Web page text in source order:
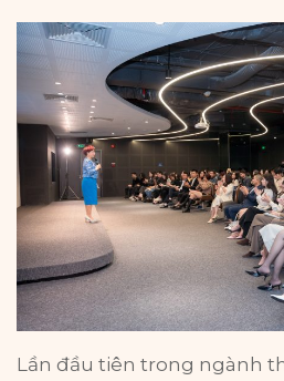
Lần đầu tiên trong ngành